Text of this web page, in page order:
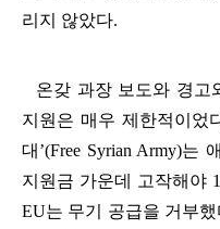
리지 않았다.
온갖 과장 보도와 경고
지원은 매우 제한적이었
대 ’(Free Syrian Army)는
지원금 가운데 고작해야 1
EU는 무기 공급을 거부했